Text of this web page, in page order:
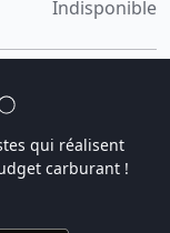
Indisponible
qui réalisent
carburant !